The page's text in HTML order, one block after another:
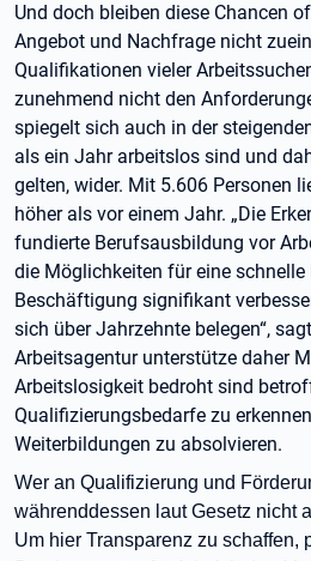
Und doch bleiben diese Chancen
Angebot und Nachfrage nicht
Qualifikationen vieler
zunehmend nicht den
spiegelt sich auch in der
als ein Jahr arbeitslos sind und
gelten, wider. Mit 5.606 Personen
höher als vor einem Jahr. „Die
fundierte Berufsausbildung vor
die Möglichkeiten für eine schnelle
Beschäftigung signifikant
sich über Jahrzehnte belegen“,
Arbeitsagentur unterstütze daher
Arbeitslosigkeit bedroht sind
Qualifizierungsbedarfe zu
Weiterbildungen zu absolvieren.
Wer an Qualifizierung und
währenddessen laut Gesetz nicht
Um hier Transparenz zu schaffen,